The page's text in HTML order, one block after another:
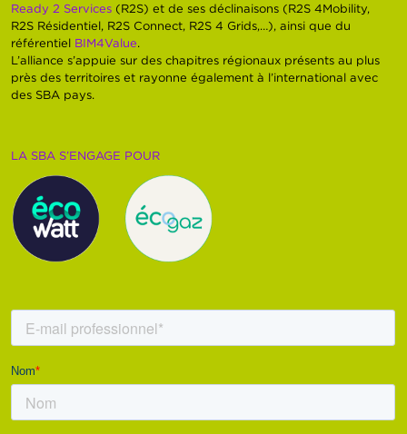
Ready 2 Services (R2S) et de ses déclinaisons (R2S 4Mobility,
R2S Résidentiel, R2S Connect, R2S 4 Grids,…), ainsi que du
référentiel BIM4Value.
L’alliance s’appuie sur des chapitres régionaux présents au plus
près des territoires et rayonne également à l’international avec
des SBA pays.
LA SBA S’ENGAGE POUR